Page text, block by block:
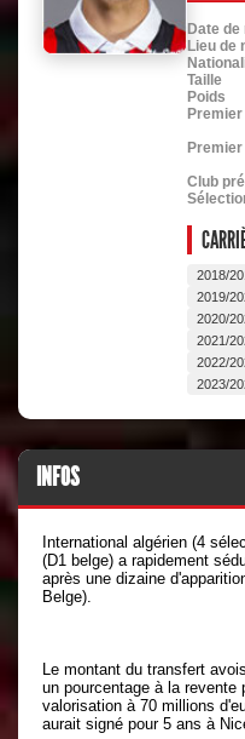
Date
Lieu de
Taille
Poids
Club
2018/
2019/
2020/
2021/
2022/
2023/
INFOS
International algérien (4
(D1 belge) a rapidement
après une dizaine
Belge).
Le montant du transfert
un pourcentage à la revente
valorisation à 70 millions
aurait signé pour 5 ans à